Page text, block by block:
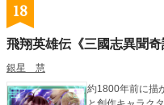
18
飛翔英雄伝《三國志異聞
銀星 慧
約1800年前に描